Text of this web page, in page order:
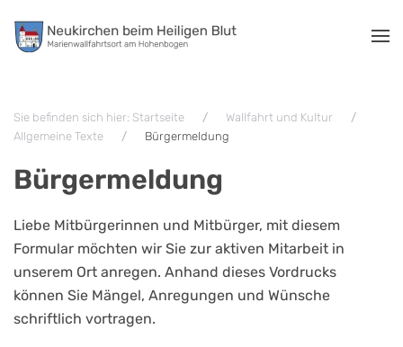
Zum Hauptinhalt springen
Sie befinden sich hier: Startseite
Wallfahrt und Kultur
Allgemeine Texte
Bürgermeldung
Bürgermeldung
Liebe Mitbürgerinnen und Mitbürger, mit diesem
Formular möchten wir Sie zur aktiven Mitarbeit in
unserem Ort anregen. Anhand dieses Vordrucks
können Sie Mängel, Anregungen und Wünsche
schriftlich vortragen.